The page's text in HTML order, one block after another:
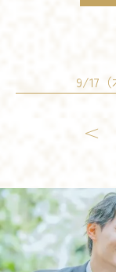
14:00 - 17:00模擬
お得なご来館特典
12:00 - 12:30
16:00 - 16:30
会場コ
開催時間
11:00 - 14:00
17:00 - 20:00
残席 ◯あり △残りわ
9/17